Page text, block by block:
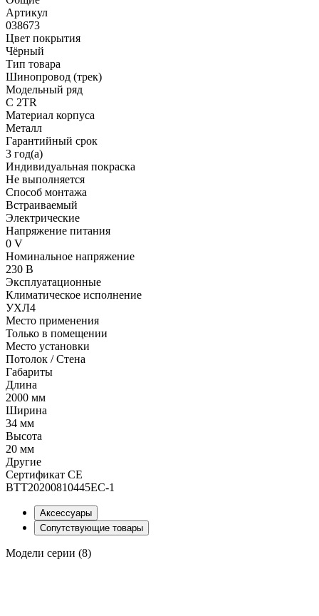
Артикул
038673
Цвет покрытия
Чёрный
Тип товара
Шинопровод (трек)
Модельный ряд
C 2TR
Материал корпуса
Металл
Гарантийный срок
3 год(а)
Индивидуальная покраска
Не выполняется
Способ монтажа
Встраиваемый
Электрические
Напряжение питания
0 V
Номинальное напряжение
230 В
Эксплуатационные
Климатическое исполнение
УХЛ4
Место применения
Только в помещении
Место установки
Потолок / Cтена
Габариты
Длина
2000 мм
Ширина
34 мм
Высота
20 мм
Другие
Сертификат CE
BTT20200810445EC-1
Аксессуары
Сопутствующие товары
Модели серии (8)